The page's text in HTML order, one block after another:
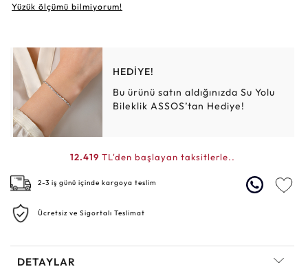
Yüzük ölçümü bilmiyorum!
HEDİYE!
Bu ürünü satın aldığınızda Su Yolu
Bileklik ASSOS’tan Hediye!
12.419 TL'den başlayan taksitlerle..
2-3 iş günü içinde kargoya teslim
Ücretsiz ve Sigortalı Teslimat
DETAYLAR